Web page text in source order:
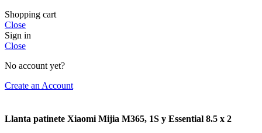
Shopping cart
Close
Sign in
Close
No account yet?
Create an Account
Llanta patinete Xiaomi Mijia M365, 1S y Essential 8.5 x 2